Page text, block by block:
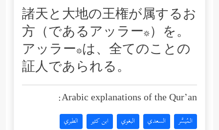
諸天と大地の王権が属するお
方（であるアッラー*）を。
アッラー*は、全てのことの
証人であられる。
Arabic explanations of the Qur’an:
المُيسَّر السعدي البغوي ابن كثير الطبري